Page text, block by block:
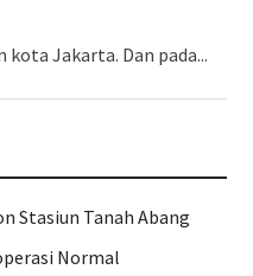
kota Jakarta. Dan pada...
Stasiun Tanah Abang
Normal